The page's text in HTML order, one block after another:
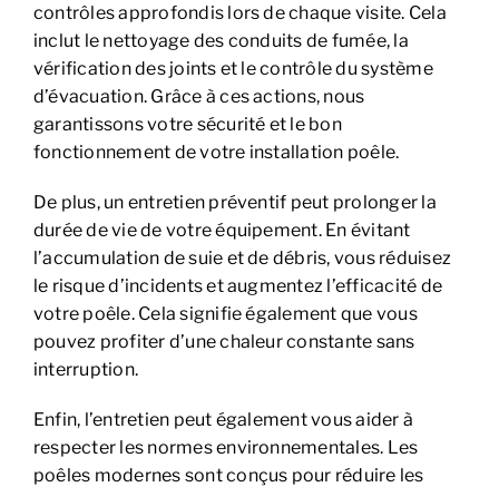
contrôles approfondis lors de chaque visite. Cela
inclut le nettoyage des conduits de fumée, la
vérification des joints et le contrôle du système
d’évacuation. Grâce à ces actions, nous
garantissons votre sécurité et le bon
fonctionnement de votre installation poêle.
De plus, un entretien préventif peut prolonger la
durée de vie de votre équipement. En évitant
l’accumulation de suie et de débris, vous réduisez
le risque d’incidents et augmentez l’efficacité de
votre poêle. Cela signifie également que vous
pouvez profiter d’une chaleur constante sans
interruption.
Enfin, l’entretien peut également vous aider à
respecter les normes environnementales. Les
poêles modernes sont conçus pour réduire les